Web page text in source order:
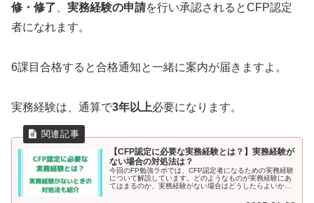
修・修了
実務経験の申請を行い承認されるとCFP認定
者になれます。
6課目合格すると合格通知と一緒に案内が届きますよ。
実務経験は、通算で3年以上必要になります。
【CFP認定に必要な実務経験とは？】実務経験が
ない場合の対処法は？
今回のFP勉強ラボでは、CFP認定者になるための実務経験
について解説しています。どのようなものが実務経験にあ
てはまるのか、実務経験がない場合はどうしたらよいかも